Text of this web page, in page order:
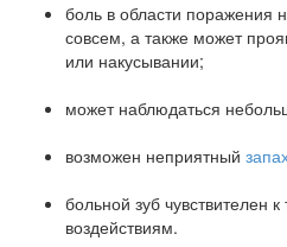
боль в области поражения
совсем, а также может
или накусывании;
может наблюдаться
возможен неприятный
больной зуб чувствителен
воздействиям.